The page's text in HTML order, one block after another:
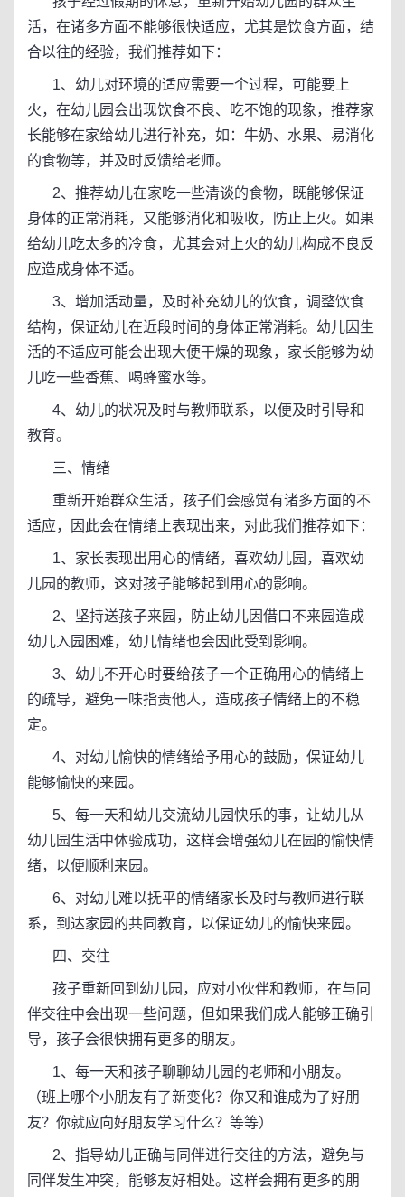
活，在诸多方面不能够很快适应，尤其是饮食方面，结
合以往的经验，我们推荐如下：
1、幼儿对环境的适应需要一个过程，可能要上
火，在幼儿园会出现饮食不良、吃不饱的现象，推荐家
长能够在家给幼儿进行补充，如：牛奶、水果、易消化
的食物等，并及时反馈给老师。
2、推荐幼儿在家吃一些清谈的食物，既能够保证
身体的正常消耗，又能够消化和吸收，防止上火。如果
给幼儿吃太多的冷食，尤其会对上火的幼儿构成不良反
应造成身体不适。
3、增加活动量，及时补充幼儿的饮食，调整饮食
结构，保证幼儿在近段时间的身体正常消耗。幼儿因生
活的不适应可能会出现大便干燥的现象，家长能够为幼
儿吃一些香蕉、喝蜂蜜水等。
4、幼儿的状况及时与教师联系，以便及时引导和
教育。
三、情绪
重新开始群众生活，孩子们会感觉有诸多方面的不
适应，因此会在情绪上表现出来，对此我们推荐如下：
1、家长表现出用心的情绪，喜欢幼儿园，喜欢幼
儿园的教师，这对孩子能够起到用心的影响。
2、坚持送孩子来园，防止幼儿因借口不来园造成
幼儿入园困难，幼儿情绪也会因此受到影响。
3、幼儿不开心时要给孩子一个正确用心的情绪上
的疏导，避免一味指责他人，造成孩子情绪上的不稳
定。
4、对幼儿愉快的情绪给予用心的鼓励，保证幼儿
能够愉快的来园。
5、每一天和幼儿交流幼儿园快乐的事，让幼儿从
幼儿园生活中体验成功，这样会增强幼儿在园的愉快情
绪，以便顺利来园。
6、对幼儿难以抚平的情绪家长及时与教师进行联
系，到达家园的共同教育，以保证幼儿的愉快来园。
四、交往
孩子重新回到幼儿园，应对小伙伴和教师，在与同
伴交往中会出现一些问题，但如果我们成人能够正确引
导，孩子会很快拥有更多的朋友。
1、每一天和孩子聊聊幼儿园的老师和小朋友。
（班上哪个小朋友有了新变化？你又和谁成为了好朋
友？你就应向好朋友学习什么？等等）
2、指导幼儿正确与同伴进行交往的方法，避免与
同伴发生冲突，能够友好相处。这样会拥有更多的朋